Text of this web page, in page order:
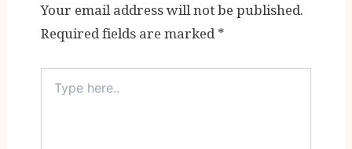
Your email address will not be published.
Required fields are marked*
Type
here..